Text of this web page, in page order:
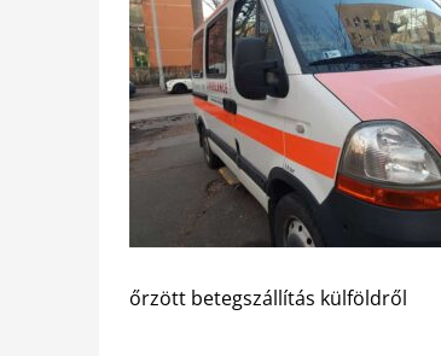
őrzött betegszállítás külföldről